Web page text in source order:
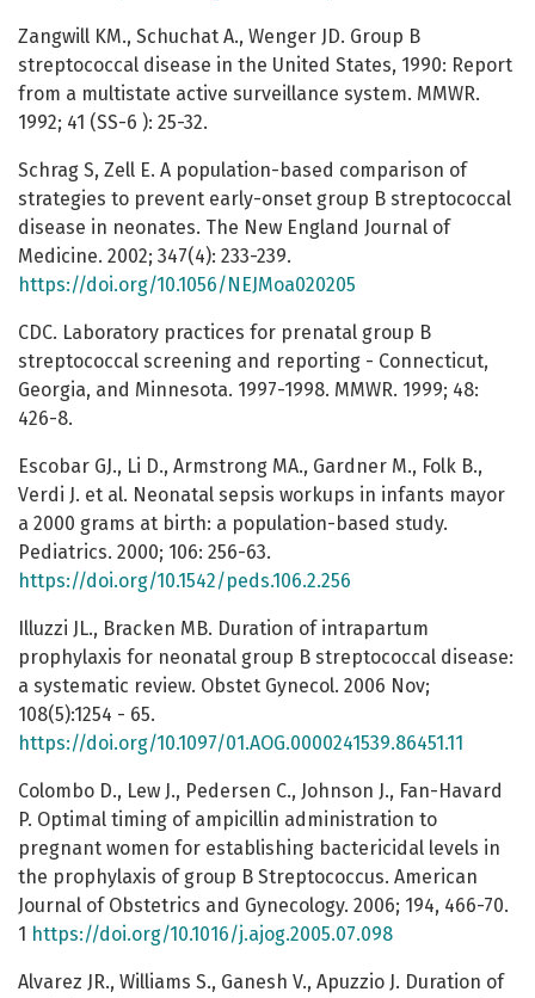
Zangwill KM., Schuchat A., Wenger JD. Group B
streptococcal disease in the United States, 1990: Report
from a multistate active surveillance system. MMWR.
1992; 41 (SS-6 ): 25-32.
Schrag S, Zell E. A population-based comparison of
strategies to prevent early-onset group B streptococcal
disease in neonates. The New England Journal of
Medicine. 2002; 347(4): 233-239.
https://doi.org/10.1056/NEJMoa020205
CDC. Laboratory practices for prenatal group B
streptococcal screening and reporting - Connecticut,
Georgia, and Minnesota. 1997-1998. MMWR. 1999; 48:
426-8.
Escobar GJ., Li D., Armstrong MA., Gardner M., Folk B.,
Verdi J. et al. Neonatal sepsis workups in infants mayor
a 2000 grams at birth: a population-based study.
Pediatrics. 2000; 106: 256-63.
https://doi.org/10.1542/peds.106.2.256
Illuzzi JL., Bracken MB. Duration of intrapartum
prophylaxis for neonatal group B streptococcal disease:
a systematic review. Obstet Gynecol. 2006 Nov;
108(5):1254 - 65.
https://doi.org/10.1097/01.AOG.0000241539.86451.11
Colombo D., Lew J., Pedersen C., Johnson J., Fan-Havard
P. Optimal timing of ampicillin administration to
pregnant women for establishing bactericidal levels in
the prophylaxis of group B Streptococcus. American
Journal of Obstetrics and Gynecology. 2006; 194, 466-70.
1 https://doi.org/10.1016/j.ajog.2005.07.098
Alvarez JR., Williams S., Ganesh V., Apuzzio J. Duration of